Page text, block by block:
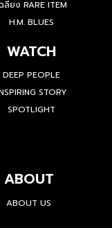
ลียง RARE ITEM
H.M. BLUES
WATCH
DEEP PEOPLE
STORY
SPOTLIGHT
ABOUT
ABOUT US